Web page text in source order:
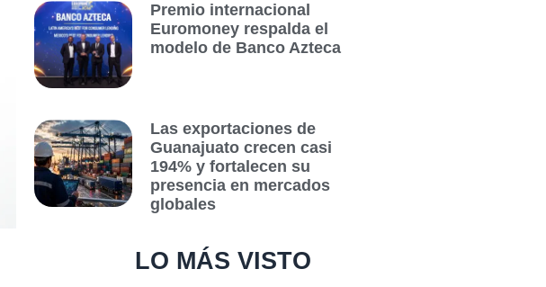
Premio internacional
Euromoney respalda el
modelo de Banco Azteca
Las exportaciones de
Guanajuato crecen casi
194% y fortalecen su
presencia en mercados
globales
LO MÁS VISTO